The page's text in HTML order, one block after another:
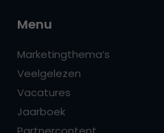
Menu
Marketingthema’s
Veelgelezen
Vacatures
Jaarboek